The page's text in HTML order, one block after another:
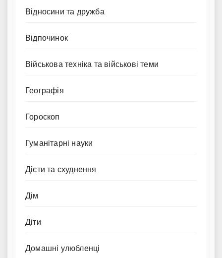
Відносини та дружба
Відпочинок
Військова техніка та військові теми
Географія
Гороскоп
Гуманітарні науки
Дієти та схуднення
Дім
Діти
Домашні улюбленці